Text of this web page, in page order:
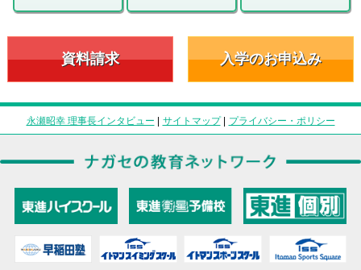
資料請求 入学のお申込み
永瀬昭幸 理事長インタビュー | サイトマップ| プライバシー・ポリシー